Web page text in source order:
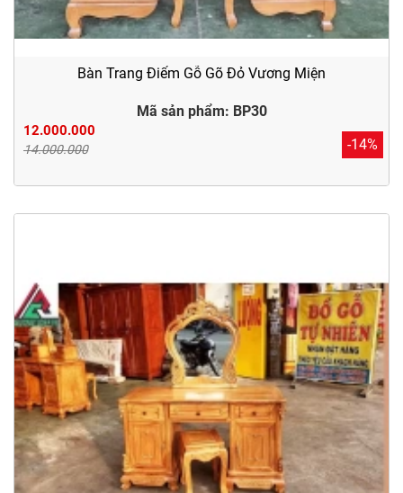
Bàn Trang Điểm Gỗ Gõ Đỏ Vương Miện
Mã sản phẩm: BP30
12.000.000
14.000.000 -14%